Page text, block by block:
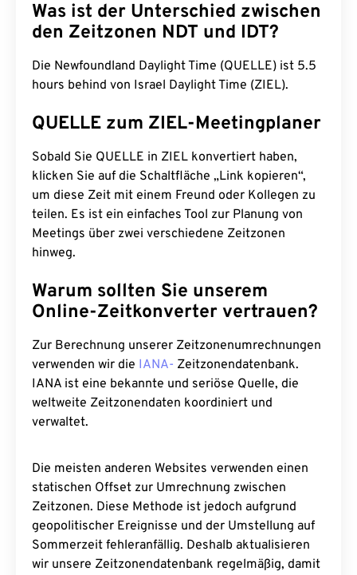
Was ist der Unterschied zwischen
den Zeitzonen NDT und IDT?
Die Newfoundland Daylight Time (QUELLE) ist 5.5
hours behind von Israel Daylight Time (ZIEL).
QUELLE zum ZIEL-Meetingplaner
Sobald Sie QUELLE in ZIEL konvertiert haben,
klicken Sie auf die Schaltfläche „Link kopieren“,
um diese Zeit mit einem Freund oder Kollegen zu
teilen. Es ist ein einfaches Tool zur Planung von
Meetings über zwei verschiedene Zeitzonen
hinweg.
Warum sollten Sie unserem
Online-Zeitkonverter vertrauen?
Zur Berechnung unserer Zeitzonenumrechnungen
verwenden wir die IANA- Zeitzonendatenbank.
IANA ist eine bekannte und seriöse Quelle, die
weltweite Zeitzonendaten koordiniert und
verwaltet.
Die meisten anderen Websites verwenden einen
statischen Offset zur Umrechnung zwischen
Zeitzonen. Diese Methode ist jedoch aufgrund
geopolitischer Ereignisse und der Umstellung auf
Sommerzeit fehleranfällig. Deshalb aktualisieren
wir unsere Zeitzonendatenbank regelmäßig, damit